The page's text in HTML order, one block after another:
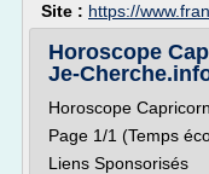
Site : https://
Horoscope
Je-
Horoscope
Page 1/1 (Temps
Liens Sponsorisés